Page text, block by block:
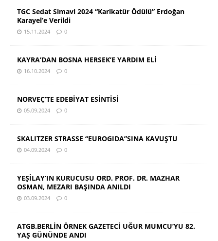
TGC Sedat Simavi 2024 “Karikatür Ödülü” Erdoğan
Karayel’e Verildi
15.11.2024 0
KAYRA’DAN BOSNA HERSEK’E YARDIM ELİ
16.10.2024 0
NORVEÇ’TE EDEBİYAT ESİNTİSİ
05.09.2024 0
SKALITZER STRASSE “EUROGIDA”SINA KAVUŞTU
04.09.2024 0
YEŞİLAY’IN KURUCUSU ORD. PROF. DR. MAZHAR
OSMAN, MEZARI BAŞINDA ANILDI
03.09.2024 0
ATGB.BERLİN ÖRNEK GAZETECİ UĞUR MUMCU’YU 82.
YAŞ GÜNÜNDE ANDI